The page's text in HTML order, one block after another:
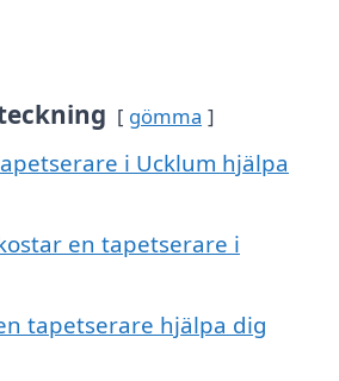
gömma
i Ucklum hjälpa
en tapetserare i
tapetserare hjälpa dig